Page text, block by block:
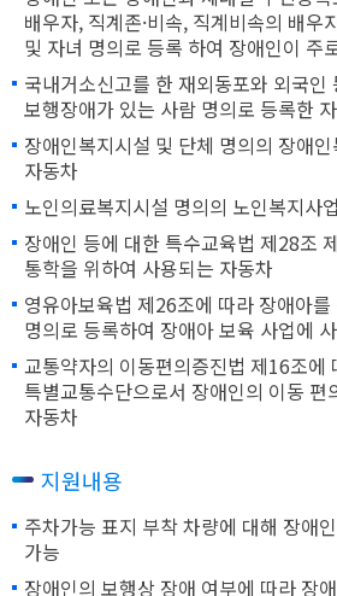
배우자, 직계존·비속, 직계비속의 배우
및 자녀 명의로 등록 하여 장애인이 주
국내거소신고를 한 재외동포와 외국인
보행장애가 있는 사람 명의로 등록한
장애인복지시설 및 단체 명의의 장애
자동차
노인의료복지시설 명의의 노인복지사
장애인 등에 대한 특수교육법 제28조
통학을 위하여 사용되는 자동차
영유아보육법 제26조에 따라 장애아
명의로 등록하여 장애아 보육 사업에
교통약자의 이동편의증진법 제16조에
특별교통수단으로서 장애인의 이동 편
자동차
지원내용
주차가능 표지 부착 차량에 대해 장애
가능
장애인의 보행상 장애 여부에 따라 장